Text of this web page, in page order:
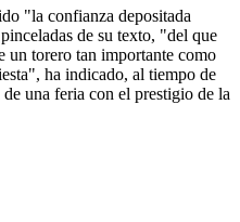
"la confianza depositada
de su texto, "del que
un torero tan importante como
ha indicado, al tiempo de
una feria con el prestigio de la